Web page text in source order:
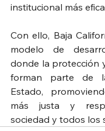
institucional más
Con ello, Baja
modelo de
donde la protección
forman parte de
Estado,
más justa y
sociedad y todos los